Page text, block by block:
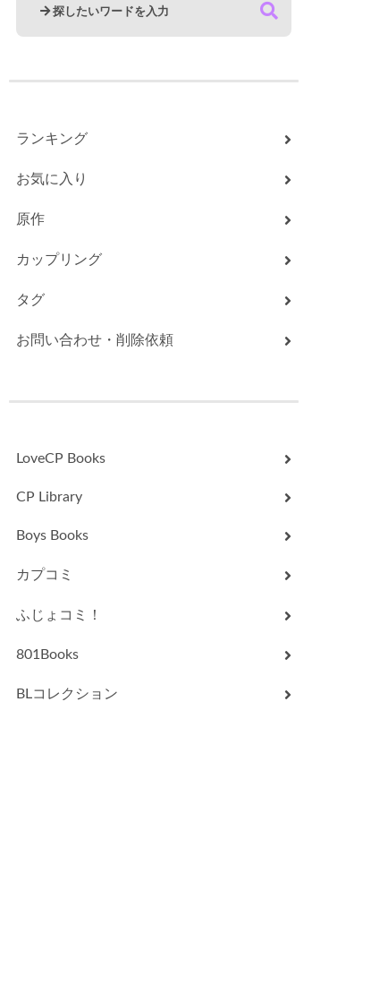
ランキング
お気に入り
原作
カップリング
タグ
お問い合わせ・削除依頼
LoveCP Books
CP Library
Boys Books
カプコミ
ふじょコミ！
801Books
BLコレクション